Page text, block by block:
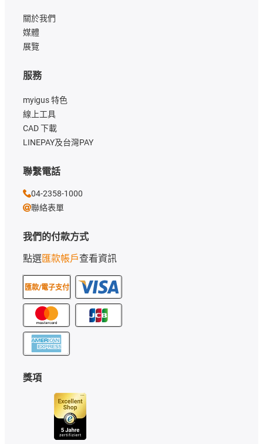
關於我們
媒體
展覽
我們的付款方式
點選匯款帳戶查看資訊
匯款/電子支付
服務
myigus 特色
線上工具
CAD 下載
LINEPAY及台灣PAY
獎項
聯繫電話
04-2358-1000
聯絡表單